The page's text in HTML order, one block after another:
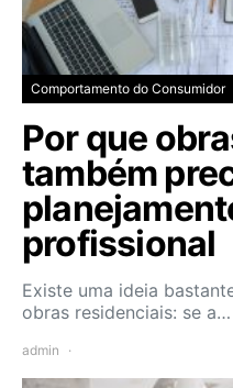
Comportamento do Consumidor
Por que
também
profissional
Existe uma ideia
obras residenciais: se a…
admin